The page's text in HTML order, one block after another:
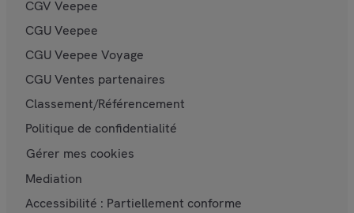
CGV Veepee
CGU Veepee
CGU Veepee Voyage
CGU Ventes partenaires
Classement/Référencement
Politique de confidentialité
Gérer mes cookies
Mediation
Accessibilité : Partiellement conforme